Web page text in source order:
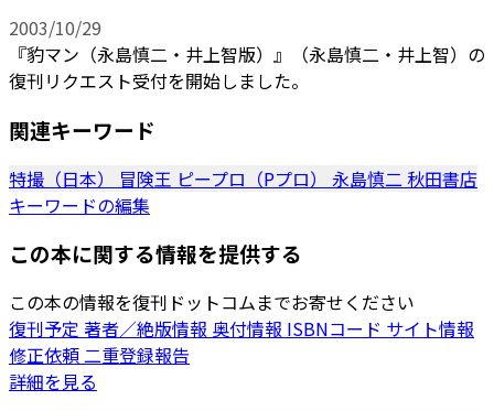
2003/10/29
『豹マン（永島慎二・井上智版）』（永島慎二・井上智）の
復刊リクエスト受付を開始しました。
関連キーワード
特撮（日本） 冒険王 ピープロ（Pプロ） 永島慎二 秋田書店
キーワードの編集
この本に関する情報を提供する
この本の情報を復刊ドットコムまでお寄せください
復刊予定 著者／絶版情報 奥付情報 ISBNコード サイト情報
修正依頼二重登録報告
詳細を見る